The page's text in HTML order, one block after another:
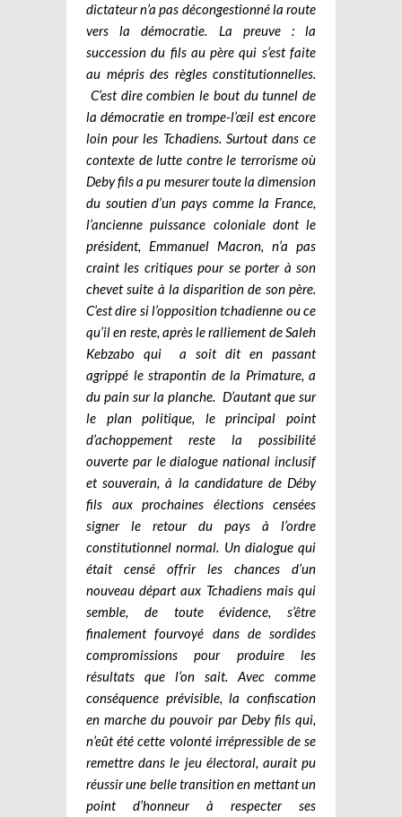
dictateur n’a pas décongestionné la route
vers la démocratie. La preuve : la
succession du fils au père qui s’est faite
au mépris des règles constitutionnelles.
C’est dire combien le bout du tunnel de
la démocratie en trompe-l’œil est encore
loin pour les Tchadiens. Surtout dans ce
contexte de lutte contre le terrorisme où
Deby fils a pu mesurer toute la dimension
du soutien d’un pays comme la France,
l’ancienne puissance coloniale dont le
président, Emmanuel Macron, n’a pas
craint les critiques pour se porter à son
chevet suite à la disparition de son père.
C’est dire si l’opposition tchadienne ou ce
qu’il en reste, après le ralliement de Saleh
Kebzabo qui a soit dit en passant
agrippé le strapontin de la Primature, a
du pain sur la planche. D’autant que sur
le plan politique, le principal point
d’achoppement reste la possibilité
ouverte par le dialogue national inclusif
et souverain, à la candidature de Déby
fils aux prochaines élections censées
signer le retour du pays à l’ordre
constitutionnel normal. Un dialogue qui
était censé offrir les chances d’un
nouveau départ aux Tchadiens mais qui
semble, de toute évidence, s’être
finalement fourvoyé dans de sordides
compromissions pour produire les
résultats que l’on sait. Avec comme
conséquence prévisible, la confiscation
en marche du pouvoir par Deby fils qui,
n’eût été cette volonté irrépressible de se
remettre dans le jeu électoral, aurait pu
réussir une belle transition en mettant un
point d’honneur à respecter ses